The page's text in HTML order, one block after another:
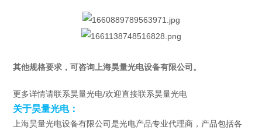
其他规格要求，可咨询上海昊量光电设备有限公司。
更多详情请联系昊量光电/欢迎直接联系昊量光电
关于昊量光电：
上海昊量光电设备有限公司是光电产品专业代理商，产品包括各